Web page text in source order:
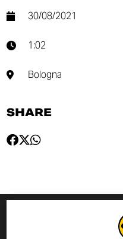
30/08/2021
1:02
Bologna
SHARE
CADASTRE-SE